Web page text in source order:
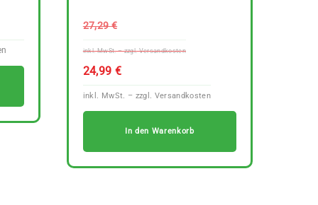
27,29€
27,29 €
24,99 €
Preis
ist:
In den Warenkorb